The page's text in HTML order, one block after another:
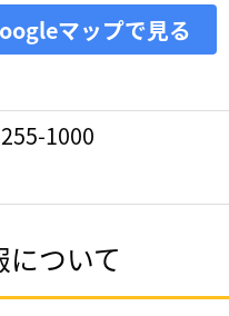
マップで見る
1000
ついて